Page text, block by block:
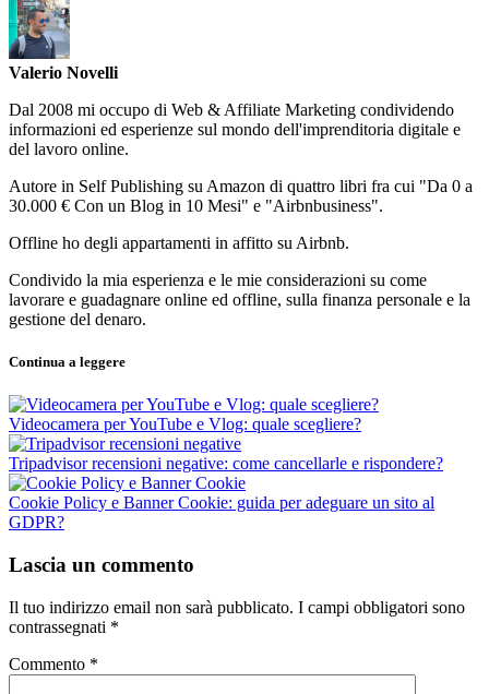
Valerio Novelli
Dal 2008 mi occupo di Web & Affiliate Marketing condividendo
informazioni ed esperienze sul mondo dell'imprenditoria digitale e
del lavoro online.
Autore in Self Publishing su Amazon di quattro libri fra cui "Da 0 a
30.000 € Con un Blog in 10 Mesi" e "Airbnbusiness".
Offline ho degli appartamenti in affitto su Airbnb.
Condivido la mia esperienza e le mie considerazioni su come
lavorare e guadagnare online ed offline, sulla finanza personale e la
gestione del denaro.
Continua a leggere
Videocamera per YouTube e Vlog: quale scegliere?
Tripadvisor recensioni negative: come cancellarle e rispondere?
Cookie Policy e Banner Cookie: guida per adeguare un sito al
GDPR?
Lascia un commento
Il tuo indirizzo email non sarà pubblicato. I campi obbligatori sono
contrassegnati *
Commento *